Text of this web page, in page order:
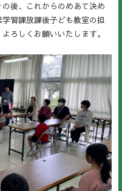
後、これからのめあて決め
習課放課後子ども教室の担
ろしくお願いいたします。